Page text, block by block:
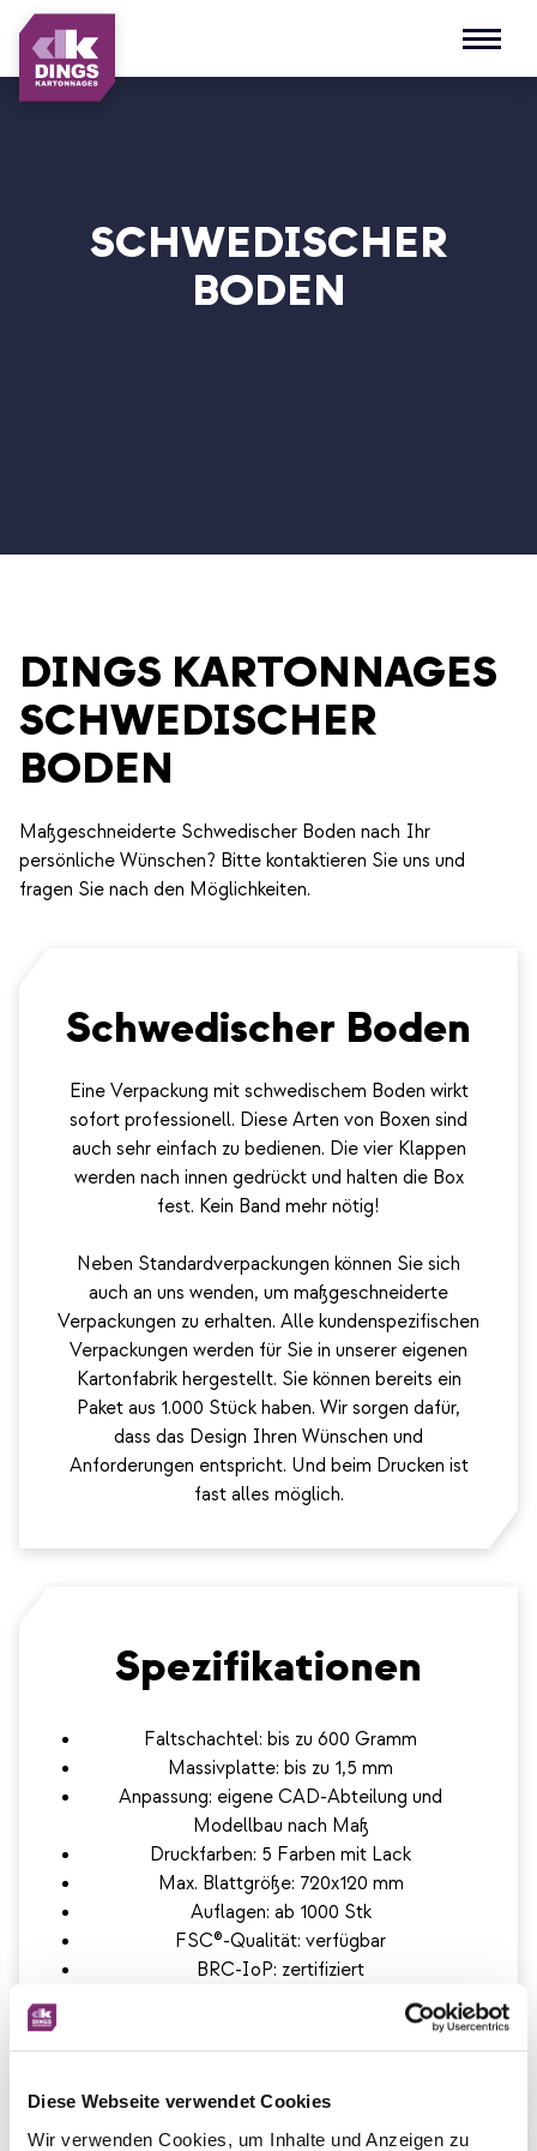
Diese Webseite verwendet Cookies
Wir verwenden Cookies, um Inhalte und Anzeigen zu
Open
SCHWEDISCHER
BODEN
DINGS KARTONNAGES
SCHWEDISCHER
BODEN
Maßgeschneiderte Schwedischer Boden nach Ihr
persönliche Wünschen? Bitte kontaktieren Sie uns und
fragen Sie nach den Möglichkeiten.
Schwedischer Boden
Eine Verpackung mit schwedischem Boden wirkt
sofort professionell. Diese Arten von Boxen sind
auch sehr einfach zu bedienen. Die vier Klappen
werden nach innen gedrückt und halten die Box
fest. Kein Band mehr nötig!
Neben Standardverpackungen können Sie sich
auch an uns wenden, um maßgeschneiderte
Verpackungen zu erhalten. Alle kundenspezifischen
Verpackungen werden für Sie in unserer eigenen
Kartonfabrik hergestellt. Sie können bereits ein
Paket aus 1.000 Stück haben. Wir sorgen dafür,
dass das Design Ihren Wünschen und
Anforderungen entspricht. Und beim Drucken ist
fast alles möglich.
Spezifikationen
Faltschachtel: bis zu 600 Gramm
Massivplatte: bis zu 1,5 mm
Anpassung: eigene CAD-Abteilung und
Modellbau nach Maß
Druckfarben: 5 Farben mit Lack
Max. Blattgröße: 720x120 mm
Auflagen: ab 1000 Stk
FSC®-Qualität: verfügbar
BRC-IoP: zertifiziert